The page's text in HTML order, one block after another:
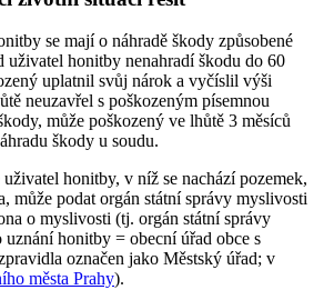
se mají o náhradě škody způsobené
uživatel honitby nenahradí škodu do 60
uplatnil svůj nárok a vyčíslil výši
neuzavřel s poškozeným písemnou
může poškozený ve lhůtě 3 měsíců
škody u soudu.
honitby, v níž se nachází pozemek,
může podat orgán státní správy myslivosti
o myslivosti (tj. orgán státní správy
honitby = obecní úřad obce s
označen jako Městský úřad; v
města Prahy).